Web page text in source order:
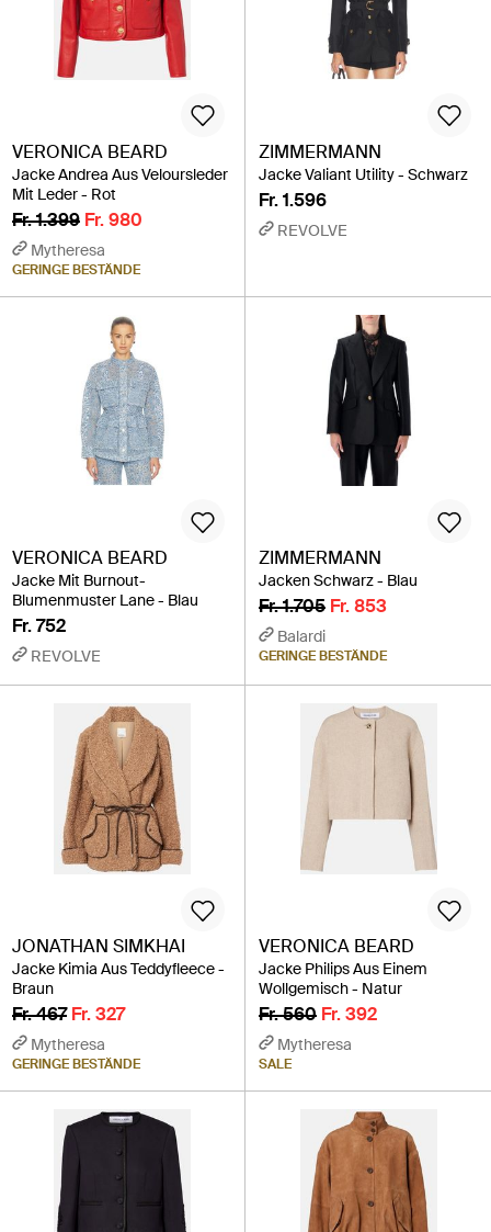
VERONICA BEARD
Jacke Andrea Aus Veloursleder
Mit Leder - Rot
Fr. 1.399 Fr. 980
Mytheresa
GERINGE BESTÄNDE
ZIMMERMANN
Jacke Valiant Utility - Schwarz
Fr. 1.596
REVOLVE
VERONICA BEARD
Jacke Mit Burnout-
Blumenmuster Lane - Blau
Fr. 752
REVOLVE
ZIMMERMANN
Jacken Schwarz - Blau
Fr. 1.705 Fr. 853
Balardi
GERINGE BESTÄNDE
JONATHAN SIMKHAI
Jacke Kimia Aus Teddyfleece -
Braun
Fr. 467 Fr. 327
Mytheresa
GERINGE BESTÄNDE
VERONICA BEARD
Jacke Philips Aus Einem
Wollgemisch - Natur
Fr. 560 Fr. 392
Mytheresa
SALE